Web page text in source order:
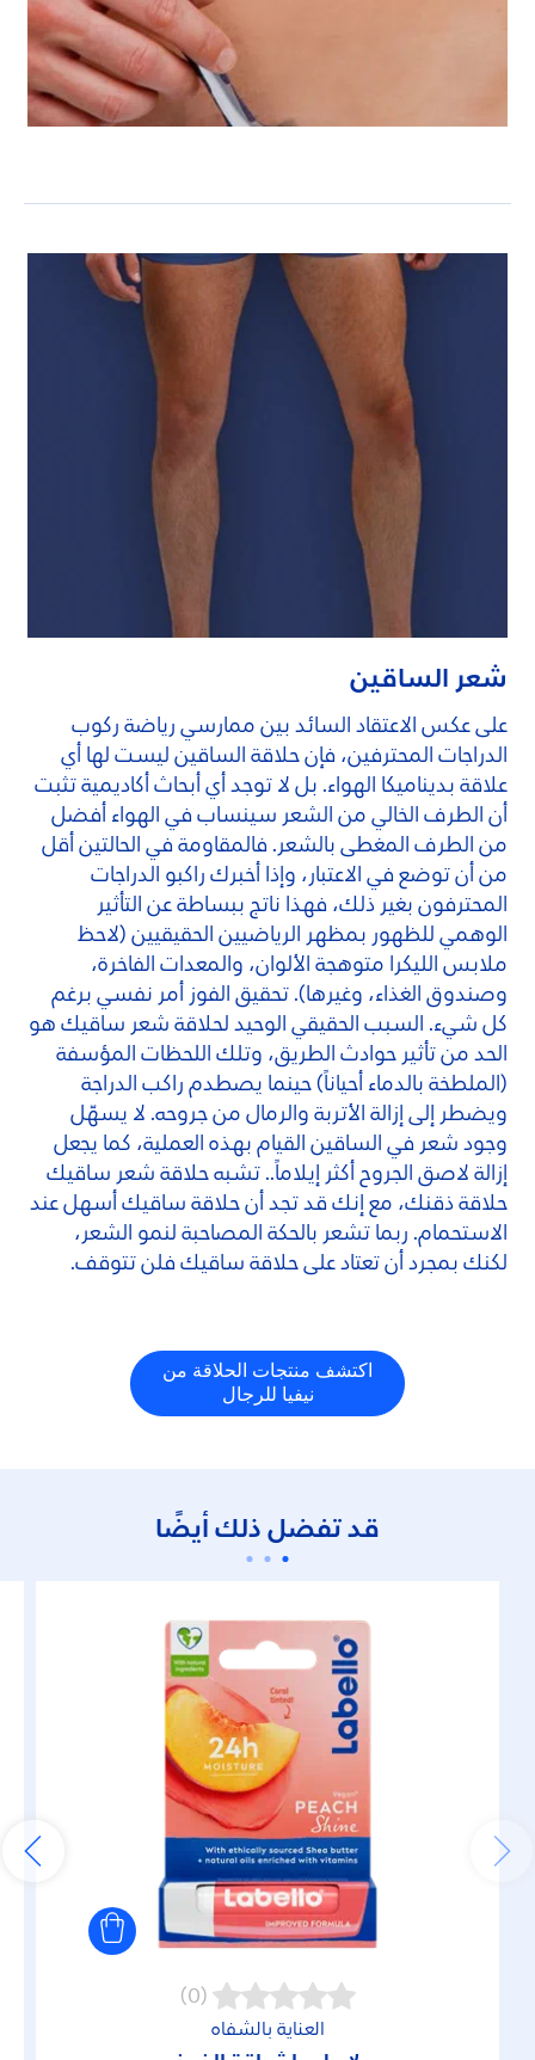
شعر الساقين
على عكس الاعتقاد السائد بين ممارسي رياضة ركوب
الدراجات المحترفين، فإن حلاقة الساقين ليست لها أي
علاقة بديناميكا الهواء. بل لا توجد أي أبحاث أكاديمية تثبت
أن الطرف الخالي من الشعر سينساب في الهواء أفضل
من الطرف المغطى بالشعر. فالمقاومة في الحالتين أقل
من أن توضع في الاعتبار، وإذا أخبرك راكبو الدراجات
المحترفون بغير ذلك، فهذا ناتج ببساطة عن التأثير
الوهمي للظهور بمظهر الرياضيين الحقيقيين (لاحظ
ملابس الليكرا متوهجة الألوان، والمعدات الفاخرة،
وصندوق الغذاء، وغيرها). تحقيق الفوز أمر نفسي برغم
كل شيء. السبب الحقيقي الوحيد لحلاقة شعر ساقيك هو
الحد من تأثير حوادث الطريق، وتلك اللحظات المؤسفة
(الملطخة بالدماء أحياناً) حينما يصطدم راكب الدراجة
ويضطر إلى إزالة الأتربة والرمال من جروحه. لا يسهّل
وجود شعر في الساقين القيام بهذه العملية، كما يجعل
إزالة لاصق الجروح أكثر إيلاماً.. تشبه حلاقة شعر ساقيك
حلاقة ذقنك، مع إنك قد تجد أن حلاقة ساقيك أسهل عند
الاستحمام. ربما تشعر بالحكة المصاحبة لنمو الشعر،
لكنك بمجرد أن تعتاد على حلاقة ساقيك فلن تتوقف.
اكتشف منتجات الحلاقة من
نيفيا للرجال
قد تفضل ذلك أيضًا
(0)
العناية بالشفاه